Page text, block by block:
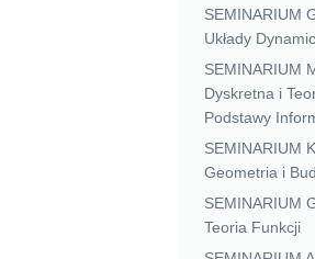
SEMINARIUM
Układy
SEMINARIUM
Dyskretna i
Podstawy
SEMINARIUM
Geometria i
SEMINARIUM
Teoria Funkcji